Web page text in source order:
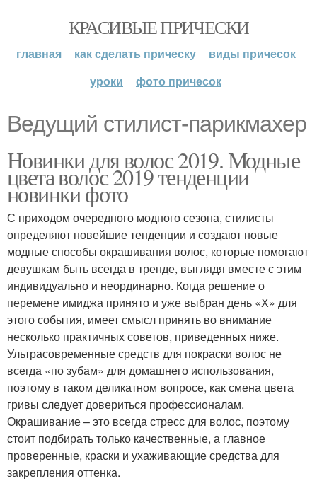
КРАСИВЫЕ ПРИЧЕСКИ
главная как сделать прическу
виды причесок
уроки
фото причесок
Ведущий стилист-парикмахер
Новинки для волос 2019. Модные
цвета волос 2019 тенденции
новинки фото
С приходом очередного модного сезона, стилисты
определяют новейшие тенденции и создают новые
модные способы окрашивания волос, которые помогают
девушкам быть всегда в тренде, выглядя вместе с этим
индивидуально и неординарно. Когда решение о
перемене имиджа принято и уже выбран день «Х» для
этого события, имеет смысл принять во внимание
несколько практичных советов, приведенных ниже.
Ультрасовременные средств для покраски волос не
всегда «по зубам» для домашнего использования,
поэтому в таком деликатном вопросе, как смена цвета
гривы следует довериться профессионалам.
Окрашивание – это всегда стресс для волос, поэтому
стоит подбирать только качественные, а главное
проверенные, краски и ухаживающие средства для
закрепления оттенка.